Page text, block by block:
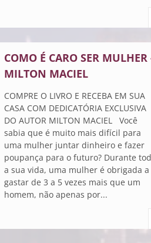
COMO É CARO SER MULHER
MILTON MACIEL
COMPRE O LIVRO E RECEBA EM SUA
CASA COM DEDICATÓRIA EXCLUSIVA
DO AUTOR MILTON MACIEL Você
sabia que é muito mais difícil para
uma mulher juntar dinheiro e fazer
poupança para o futuro? Durante
a sua vida, uma mulher é obrigada a
gastar de 3 a 5 vezes mais que um
homem, não apenas por...